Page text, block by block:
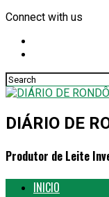
Connect with us
DIÁRIO DE
Produtor de Leite
INICIO